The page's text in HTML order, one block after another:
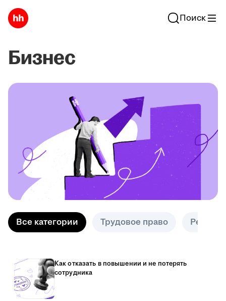
Поиск
Бизнес
Все категории Трудовое право
Как отказать в повышении и не потерять
сотрудника